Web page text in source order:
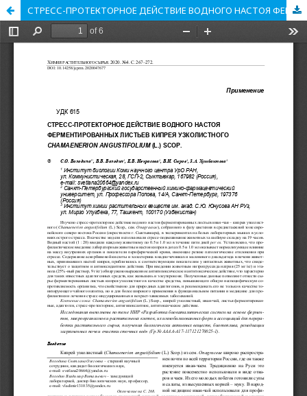
СТРЕСС-ПРОТЕКТОРНОЕ ДЕЙСТВИЕ ВОДНОГО НАСТОЯ ФЕРМЕНТИРОВАННЫХ ЛИСТЬЕВ КИПРЕЯ УЗКОЛИСТНОГО CHAMAENERION ANGUSTIFOLIUM (L.) SCOP.